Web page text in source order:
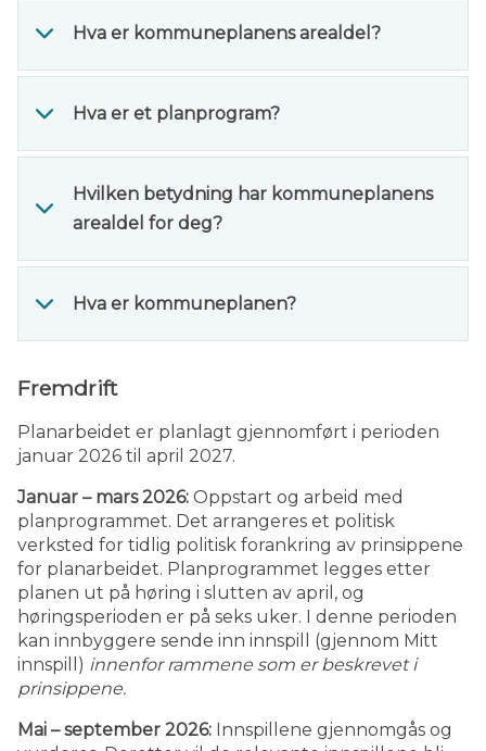
Hva er kommuneplanens arealdel?
Hva er et planprogram?
Hvilken betydning har kommuneplanens
arealdel for deg?
Hva er kommuneplanen?
Fremdrift
Planarbeidet er planlagt gjennomført i perioden
januar 2026 til april 2027.
Januar – mars 2026: Oppstart og arbeid med
planprogrammet. Det arrangeres et politisk
verksted for tidlig politisk forankring av prinsippene
for planarbeidet. Planprogrammet legges etter
planen ut på høring i slutten av april, og
høringsperioden er på seks uker. I denne perioden
kan innbyggere sende inn innspill (gjennom Mitt
innspill) innenfor rammene som er beskrevet i
prinsippene.
Mai – september 2026: Innspillene gjennomgås og